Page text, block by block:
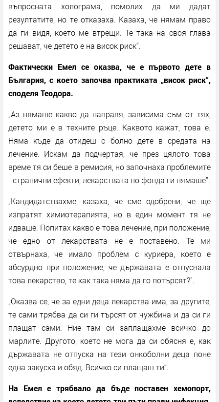
въпросната холограма, помолих да ми дадат
резултатите, но те отказаха. Казаха, че нямам право
да ги видя, което ме втрещи. Те така на своя глава
решават, че детето е на висок риск“.
Фактически Емел се оказва, че е първото дете в
България, с което започва практиката „висок риск“,
споделя Теодора.
„Аз нямаше какво да направя, зависима съм от тях,
детето ми е в техните ръце. Каквото кажат, това е.
Няма къде да отидеш с болно дете в средата на
лечение. Искам да подчертая, че през цялото това
време тя си беше в ремисия, но започнаха проблемите
- странични ефекти, лекарствата по фонда ги нямаше“.
„Кандидатствахме, казаха, че сме одобрени, че ще
изпратят химиотерапията, но в един момент тя не
идваше. Попитах какво е това лечение, при положение,
че едно от лекарствата не е поставено. Те ми
отвърнаха, че имало проблем с куриера, което е
абсурдно при положение, че държавата е отпуснала
това лекарство, те как така няма да го потърсят?".
„Оказва се, че за едни деца лекарства има, за другите,
те сами трябва да си ги търсят от чужбина и да си ги
плащат сами. Ние там си заплащахме всичко до
марлите. Другото, което не мога да си обясня е, как
държавата не отпуска на тези онкоболни деца поне
една закуска и обяд. Всичко си плащаш ти“.
На Емел е трябвало да бъде поставен хемопорт,